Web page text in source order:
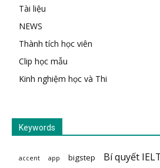
Tài liệu
NEWS
Thành tích học viên
Clip học mẫu
Kinh nghiệm học và Thi
Keywords
accent app bigstep Bí quyết